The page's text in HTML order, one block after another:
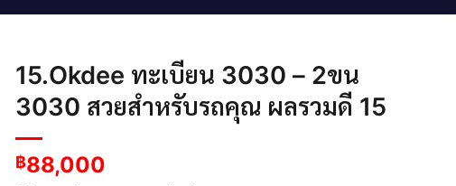
15.Okdee ทะเบียน 3030 – 2ขน
3030 สวยสำหรับรถคุณ ผลรวมดี 15
฿88,000